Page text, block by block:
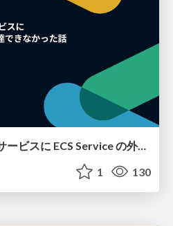
Service Connect 上のサービスに ECS Service の外側から到達できなかった話
1 130